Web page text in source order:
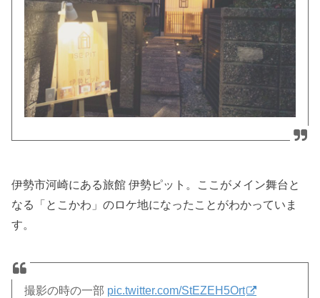
伊勢市河崎にある旅館 伊勢ピット。ここがメイン舞台と
なる「とこかわ」のロケ地になったことがわかっていま
す。
撮影の時の一部 pic.twitter.com/StEZEH5Ort